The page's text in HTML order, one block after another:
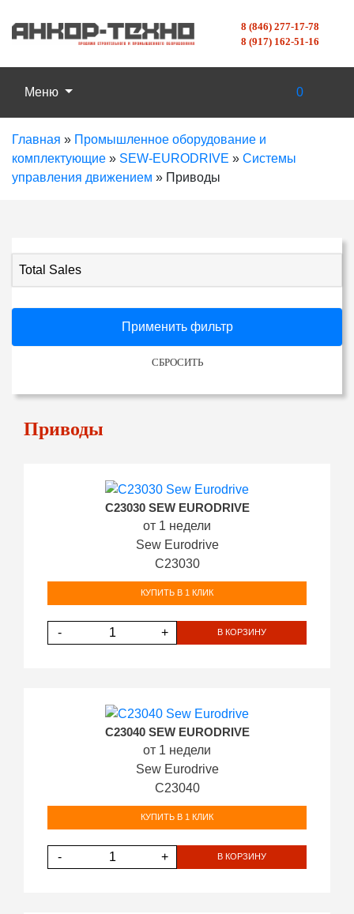
8 (846) 277-17-78
8 (917) 162-51-16
Меню 0
Главная » Промышленное оборудование и
комплектующие » SEW-EURODRIVE » Системы
управления движением » Приводы
Total Sales
Применить фильтр
СБРОСИТЬ
Приводы
C23030 SEW EURODRIVE
от 1 недели
Sew Eurodrive
C23030
КУПИТЬ В 1 КЛИК
- + В КОРЗИНУ
C23040 SEW EURODRIVE
от 1 недели
Sew Eurodrive
C23040
КУПИТЬ В 1 КЛИК
- + В КОРЗИНУ